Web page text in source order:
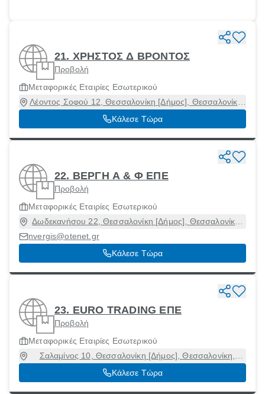
21. ΧΡΗΣΤΟΣ Δ ΒΡΟΝΤΟΣ
Προβολή
Μεταφορικές Εταιρίες Εσωτερικού
Λέοντος Σοφού 12, Θεσσαλονίκη [Δήμος], Θεσσαλονίκη,
54625
Κάλεσε Τώρα
22. ΒΕΡΓΗ Α & Φ ΕΠΕ
Προβολή
Μεταφορικές Εταιρίες Εσωτερικού
Δωδεκανήσου 22, Θεσσαλονίκη [Δήμος], Θεσσαλονίκη,
nvergis@otenet.gr
Κάλεσε Τώρα
23. EURO TRADING ΕΠΕ
Προβολή
Μεταφορικές Εταιρίες Εσωτερικού
Σαλαμίνος 10, Θεσσαλονίκη [Δήμος], Θεσσαλονίκη,
54625
Κάλεσε Τώρα